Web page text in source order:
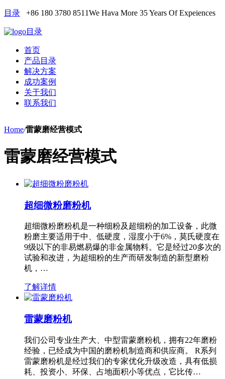
目录 +86 180 3780 8511We Hava More 35 Years Of Expeiences
目录
首页
产品目录
解决方案
成功案例
关于我们
联系我们
Home/雷蒙磨经营模式
雷蒙磨经营模式
超细微粉磨粉机
超细微粉磨粉机是一种细粉及超细粉的加工设备，此微
粉磨主要适用于中、低硬度，湿度小于6%，莫氏硬度在
9级以下的非易燃易爆的非金属物料。它是经过20多次的
试验和改进，为超细粉的生产而研发制造的新型磨粉
机，…
了解详情
雷蒙磨粉机
我们公司专业生产大、中型雷蒙磨粉机，拥有22年磨粉
经验，已经成为中国的磨粉机制造商和供应商。 R系列
雷蒙磨粉机是经过我们的专家优化升级改造，具有低损
耗、投资小、环保、占地面积小等优点，它比传…